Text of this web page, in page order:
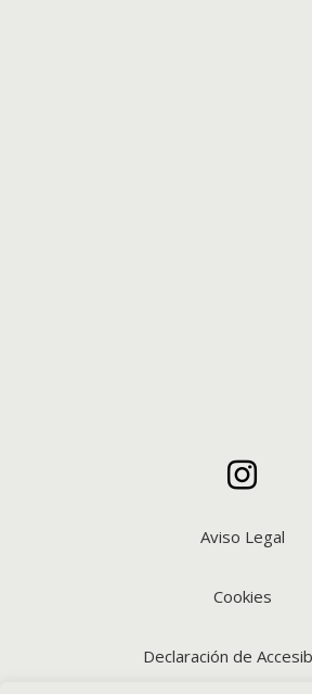

Aviso Legal
Cookies
Declaración de